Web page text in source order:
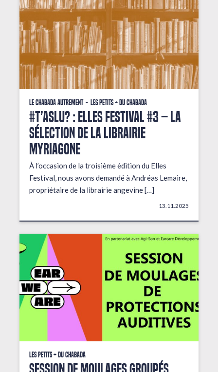
Le Chabada autrement Les petits + du Chabada
#T’AsLu? : ELLES FESTIVAL #3 – La
sélection de la librairie
Myriagone
À l’occasion de la troisième édition du Elles
Festival, nous avons demandé à Andréas Lemaire,
propriétaire de la librairie angevine […]
13.11.2025
Les petits + du Chabada